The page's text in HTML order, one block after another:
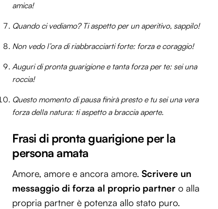
amica!
Quando ci vediamo? Ti aspetto per un aperitivo, sappilo!
Non vedo l’ora di riabbracciarti forte: forza e coraggio!
Auguri di pronta guarigione e tanta forza per te: sei una
roccia!
Questo momento di pausa finirà presto e tu sei una vera
forza della natura: ti aspetto a braccia aperte.
Frasi di pronta guarigione per la
persona amata
Amore, amore e ancora amore. Scrivere un
messaggio di forza al proprio partner o alla
propria partner è potenza allo stato puro.